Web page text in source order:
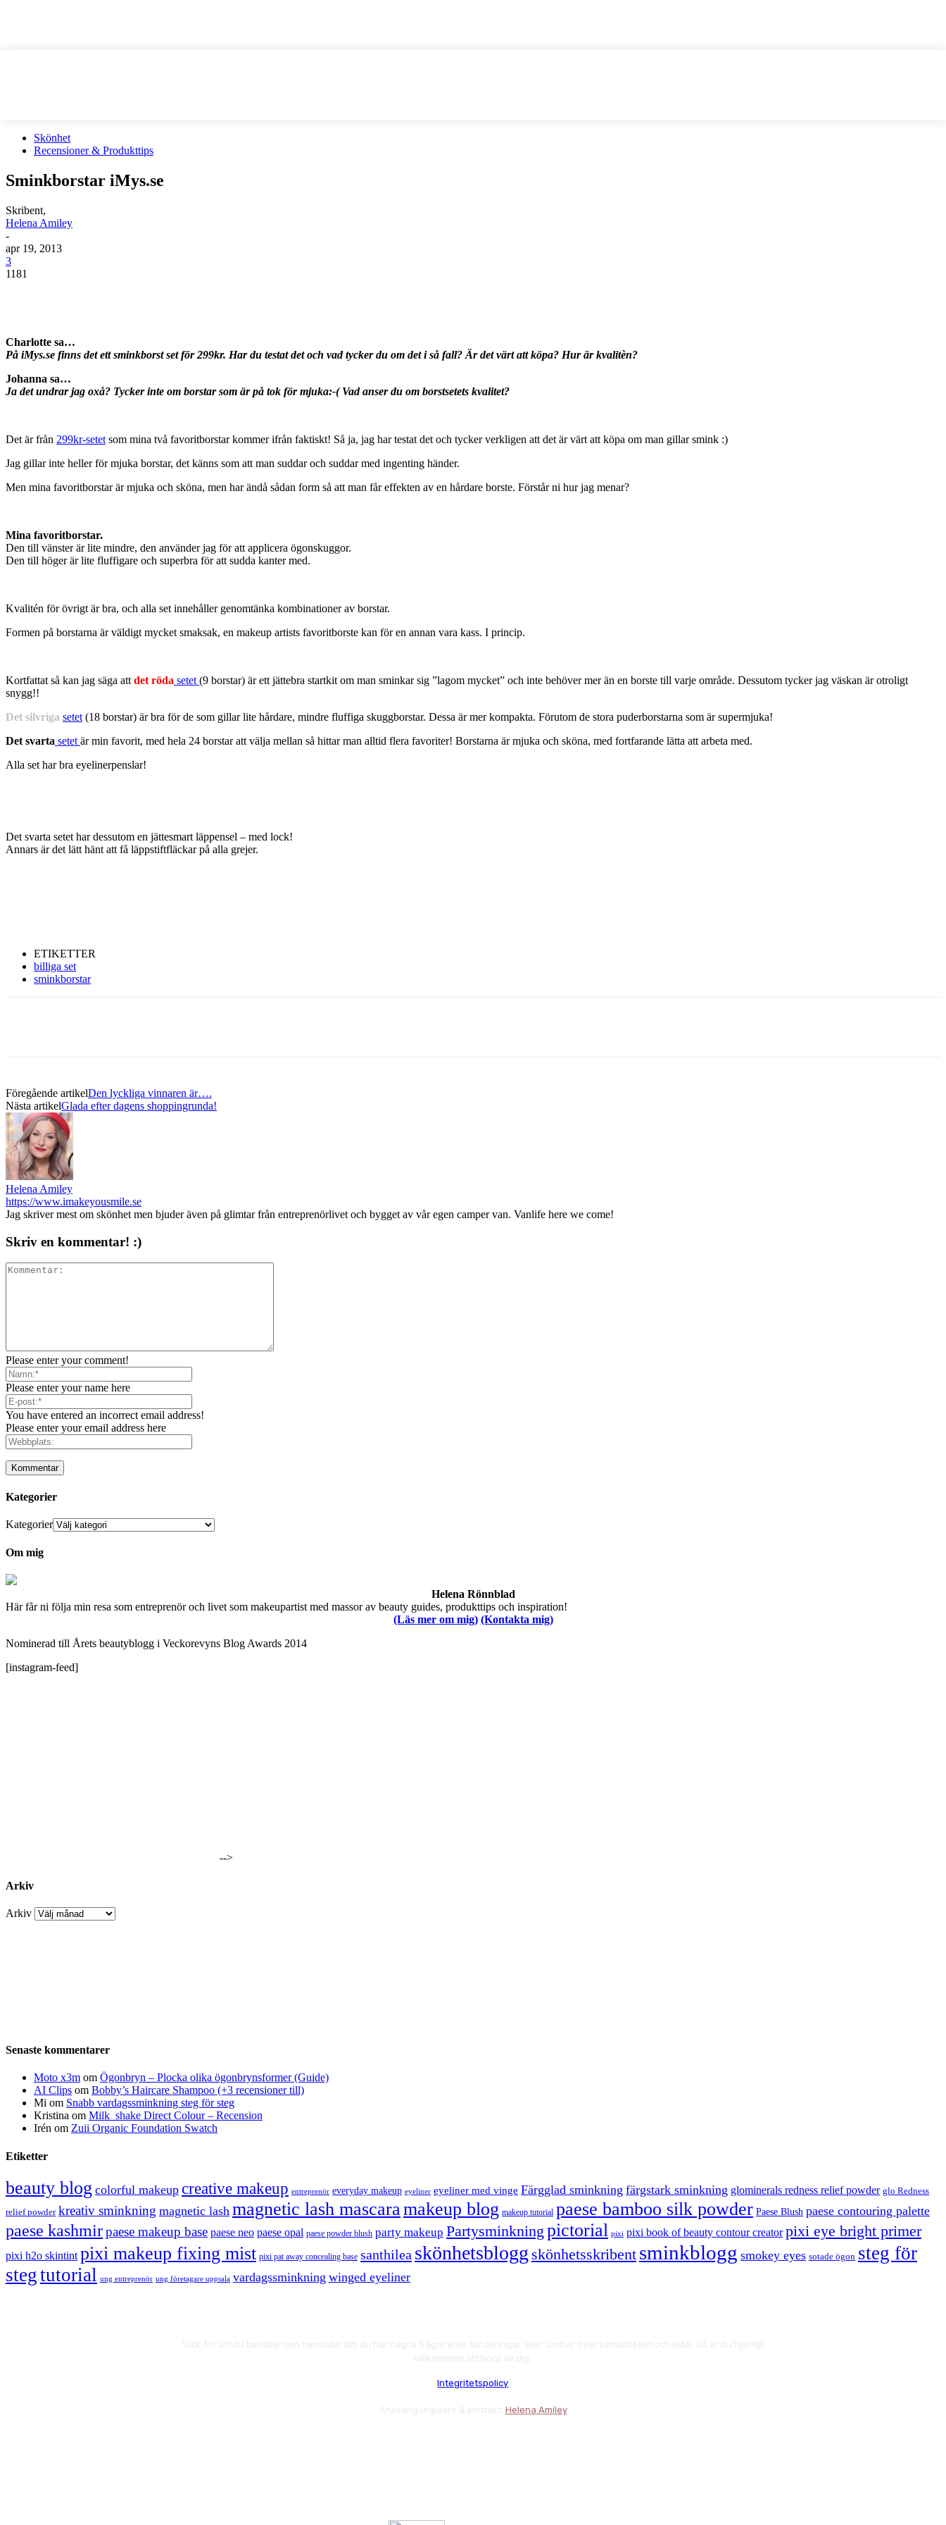
Skönhet
Recensioner & Produkttips
Sminkborstar iMys.se
Skribent,
Helena Amiley
-
apr 19, 2013
3
1181
Charlotte sa…
På iMys.se finns det ett sminkborst set för 299kr. Har du testat det och vad tycker du om det i så fall? Är det värt att köpa? Hur är kvalitèn?
Johanna sa…
Ja det undrar jag oxå? Tycker inte om borstar som är på tok för mjuka:-( Vad anser du om borstsetets kvalitet?
Det är från 299kr-setet som mina två favoritborstar kommer ifrån faktiskt! Så ja, jag har testat det och tycker verkligen att det är värt att köpa om man gillar smink :)
Jag gillar inte heller för mjuka borstar, det känns som att man suddar och suddar med ingenting händer.
Men mina favoritborstar är mjuka och sköna, men har ändå sådan form så att man får effekten av en hårdare borste. Förstår ni hur jag menar?
Mina favoritborstar.
Den till vänster är lite mindre, den använder jag för att applicera ögonskuggor.
Den till höger är lite fluffigare och superbra för att sudda kanter med.
Kvalitén för övrigt är bra, och alla set innehåller genomtänka kombinationer av borstar.
Formen på borstarna är väldigt mycket smaksak, en makeup artists favoritborste kan för en annan vara kass. I princip.
Kortfattat så kan jag säga att det röda setet (9 borstar) är ett jättebra startkit om man sminkar sig ”lagom mycket” och inte behöver mer än en borste till varje område. Dessutom tycker jag väskan är otroligt
snygg!!
Det silvriga setet (18 borstar) är bra för de som gillar lite hårdare, mindre fluffiga skuggborstar. Dessa är mer kompakta. Förutom de stora puderborstarna som är supermjuka!
Det svarta setet är min favorit, med hela 24 borstar att välja mellan så hittar man alltid flera favoriter! Borstarna är mjuka och sköna, med fortfarande lätta att arbeta med.
Alla set har bra eyelinerpenslar!
Det svarta setet har dessutom en jättesmart läppensel – med lock!
Annars är det lätt hänt att få läppstiftfläckar på alla grejer.
ETIKETTER
billiga set
sminkborstar
Föregående artikelDen lyckliga vinnaren är….
Nästa artikelGlada efter dagens shoppingrunda!
Helena Amiley
https://www.imakeyousmile.se
Jag skriver mest om skönhet men bjuder även på glimtar från entreprenörlivet och bygget av vår egen camper van. Vanlife here we come!
Skriv en kommentar! :)
Please enter your comment!
Please enter your name here
You have entered an incorrect email address!
Please enter your email address here
Kategorier
Kategorier
Om mig
Helena Rönnblad
Här får ni följa min resa som entreprenör och livet som makeupartist med massor av beauty guides, produkttips och inspiration!
(Läs mer om mig) (Kontakta mig)
Nominerad till Årets beautyblogg i Veckorevyns Blog Awards 2014
[instagram-feed]
-->
Arkiv
Arkiv
Senaste kommentarer
Moto x3m om Ögonbryn – Plocka olika ögonbrynsformer (Guide)
AI Clips om Bobby’s Haircare Shampoo (+3 recensioner till)
Mi om Snabb vardagssminkning steg för steg
Kristina om Milk_shake Direct Colour – Recension
Irén om Zuii Organic Foundation Swatch
Etiketter
beauty blog colorful makeup creative makeup entreprenör everyday makeup eyeliner eyeliner med vinge Färgglad sminkning färgstark sminkning glominerals redness relief powder glo Redness
relief powder kreativ sminkning magnetic lash magnetic lash mascaramakeup blog makeup tutorial paese bamboo silk powder Paese Blush paese contouring palette
paese kashmirpaese makeup base paese neo paese opal paese powder blush party makeup Partysminkning pictorial pixi pixi book of beauty contour creator pixi eye bright primer
pixi h2o skintint pixi makeup fixing mist pixi pat away concealing base santhilea skönhetsblogg skönhetsskribent sminkblogg smokey eyes sotade ögon steg för
stegtutorial ung entreprenör ung företagare uppsala vardagssminkning winged eyeliner
Integritetspolicy
Helena Amiley